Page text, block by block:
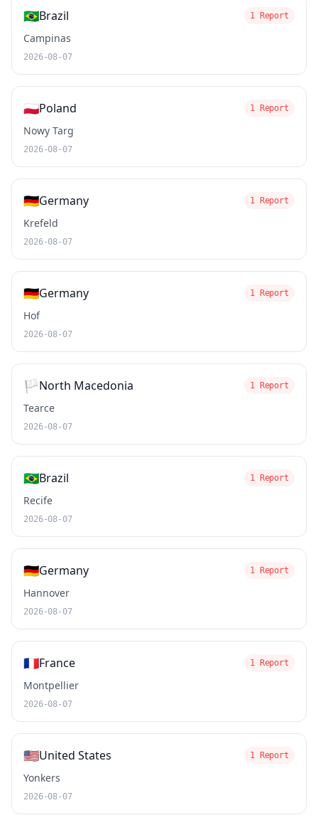
🇧🇷Brazil 1 Report
Campinas
2026-08-07
🇵🇱Poland 1 Report
Nowy Targ
2026-08-07
🇩🇪Germany 1 Report
Krefeld
2026-08-07
🇩🇪Germany 1 Report
Hof
2026-08-07
🏳️North Macedonia 1 Report
Tearce
2026-08-07
🇧🇷Brazil 1 Report
Recife
2026-08-07
🇩🇪Germany 1 Report
Hannover
2026-08-07
🇫🇷France 1 Report
Montpellier
2026-08-07
🇺🇸United States 1 Report
Yonkers
2026-08-07